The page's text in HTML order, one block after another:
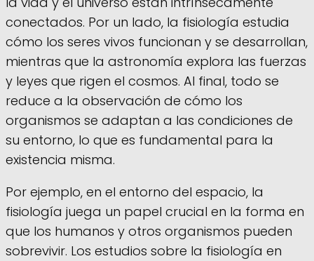
conectados. Por un lado, la fisiología estudia
cómo los seres vivos funcionan y se desarrollan,
mientras que la astronomía explora las fuerzas
y leyes que rigen el cosmos. Al final, todo se
reduce a la observación de cómo los
organismos se adaptan a las condiciones de
su entorno, lo que es fundamental para la
existencia misma.
Por ejemplo, en el entorno del espacio, la
fisiología juega un papel crucial en la forma en
que los humanos y otros organismos pueden
sobrevivir. Los estudios sobre la fisiología en